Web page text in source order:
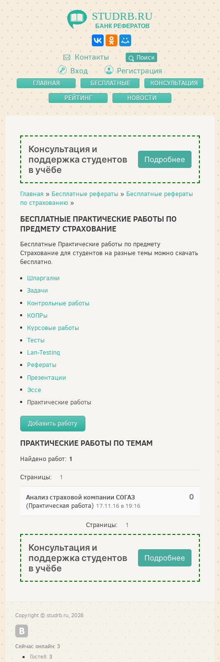
STUDRB.RU
БАНК РЕФЕРАТОВ
Контакты Поиск
Вход Регистрация
ГЛАВНАЯ
БЕСПЛАТНЫЕ
РЕФЕРАТЫ
КОНСУЛЬТАЦИЯ
РЕЙТИНГ
НОВОСТИ
Консультация и
поддержка студентов
в учёбе
Подробнее
Главная » Бесплатные рефераты » Бесплатные рефераты
по страхованию »
БЕСПЛАТНЫЕ ПРАКТИЧЕСКИЕ РАБОТЫ ПО
ПРЕДМЕТУ СТРАХОВАНИЕ
Бесплатные Практические работы по предмету
Страхование для студентов на разные темы можно скачать
бесплатно.
Шпаргалки
Задачи
Контрольные работы
КОПРы
Курсовые работы
Тесты
Lan-Testing
Рефераты
Презентации
Эссе
Практические работы
Добавить работу
ПРАКТИЧЕСКИЕ РАБОТЫ ПО ТЕМАМ
Найдено работ: 1
Страницы: 1
0
Анализ страховой компании СОГАЗ
(Практическая работа) 17.11.16 в 19:16
Страницы: 1
Консультация и
поддержка студентов
в учёбе
Подробнее
Copyright © studrb.ru, 2026
Сейчас онлайн: 3
Гостей: 3